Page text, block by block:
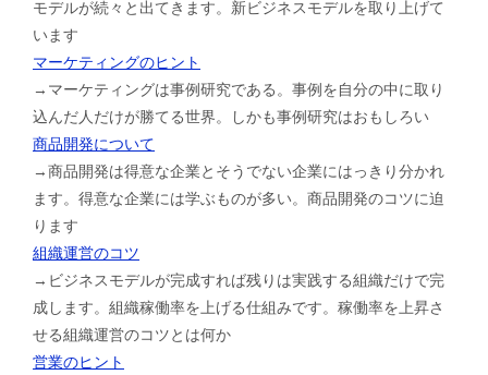
モデルが続々と出てきます。新ビジネスモデルを取り上げて
います
マーケティングのヒント
→マーケティングは事例研究である。事例を自分の中に取り
込んだ人だけが勝てる世界。しかも事例研究はおもしろい
商品開発について
→商品開発は得意な企業とそうでない企業にはっきり分かれ
ます。得意な企業には学ぶものが多い。商品開発のコツに迫
ります
組織運営のコツ
→ビジネスモデルが完成すれば残りは実践する組織だけで完
成します。組織稼働率を上げる仕組みです。稼働率を上昇さ
せる組織運営のコツとは何か
営業のヒント